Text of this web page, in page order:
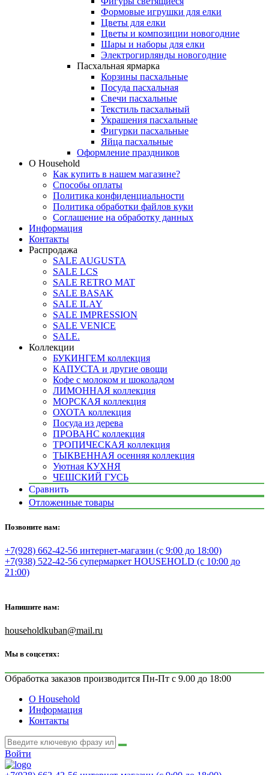
Формовые игрушки для елки
Цветы для елки
Цветы и композиции новогодние
Шары и наборы для елки
Электрогирлянды новогодние
Пасхальная ярмарка
Корзины пасхальные
Посуда пасхальная
Свечи пасхальные
Текстиль пасхальный
Украшения пасхальные
Фигурки пасхальные
Яйца пасхальные
Оформление праздников
О Household
Как купить в нашем магазине?
Способы оплаты
Политика конфиденциальности
Политика обработки файлов куки
Соглашение на обработку данных
Информация
Контакты
Распродажа
SALE AUGUSTA
SALE LCS
SALE RETRO MAT
SALE BASAK
SALE ILAY
SALE IMPRESSION
SALE VENICE
SALE.
Коллекции
БУКИНГЕМ коллекция
КАПУСТА и другие овощи
Кофе с молоком и шоколадом
ЛИМОННАЯ коллекция
МОРСКАЯ коллекция
ОХОТА коллекция
Посуда из дерева
ПРОВАНС коллекция
ТРОПИЧЕСКАЯ коллекция
ТЫКВЕННАЯ осенняя коллекция
Уютная КУХНЯ
ЧЕШСКИЙ ГУСЬ
Сравнить
Отложенные товары
Позвоните нам:
+7(928) 662-42-56 интернет-магазин (с 9:00 до 18:00)
+7(938) 522-42-56 супермаркет HOUSEHOLD (с 10:00 до
21:00)
Напишите нам:
householdkuban@mail.ru
Мы в соцсетях:
Обработка заказов производится Пн-Пт с 9.00 до 18:00
О Household
Информация
Контакты
Войти